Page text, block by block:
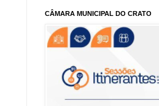
CÂMARA MUNICIPAL DO CRATO